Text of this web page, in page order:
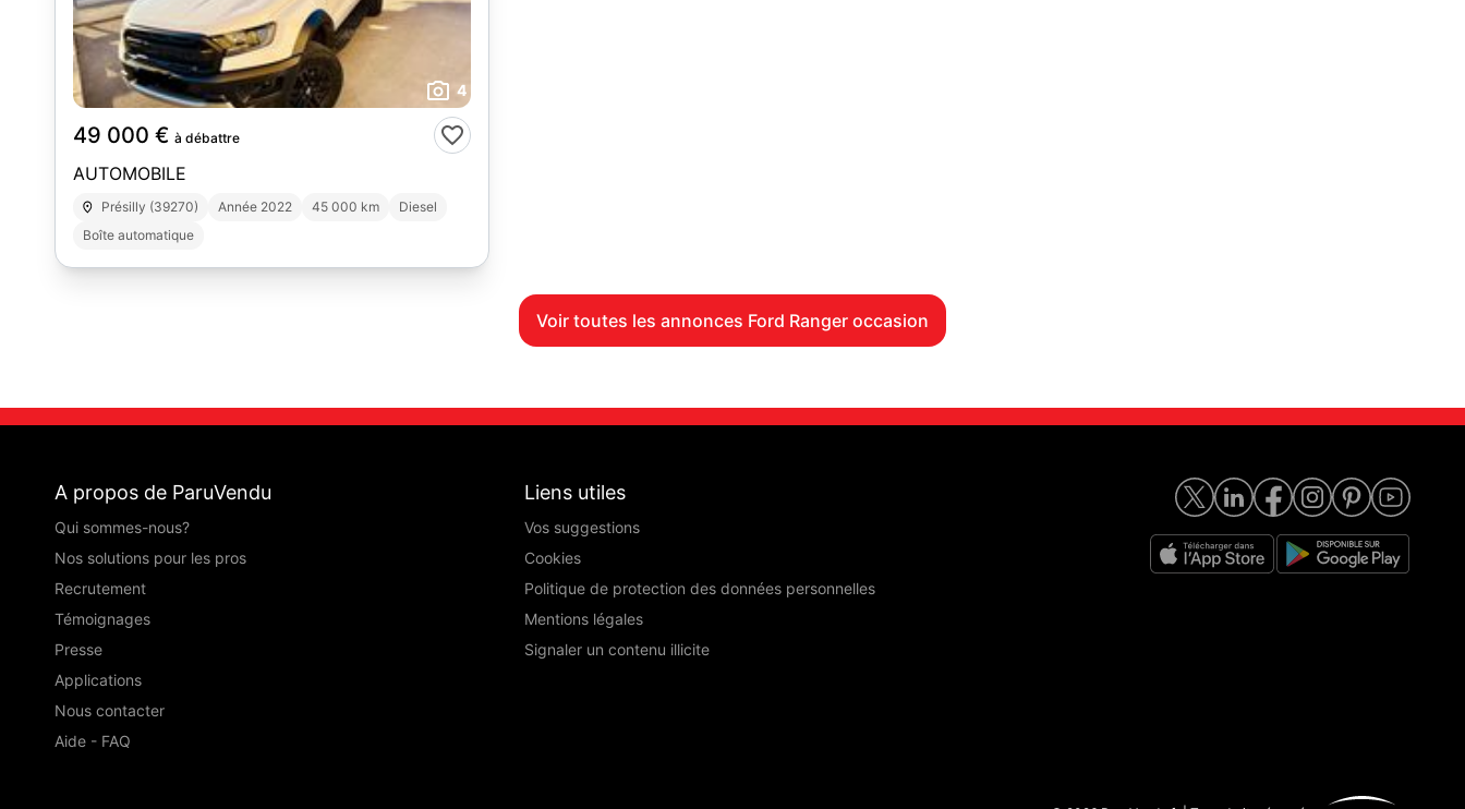
4
49 000 € à débattre
AUTOMOBILE
Présilly (39270) Année 2022 45 000 km
Diesel
Boîte automatique
Voir toutes les annonces Ford Ranger occasion
A propos de ParuVendu
Qui sommes-nous?
Nos solutions pour les pros
Recrutement
Témoignages
Presse
Applications
Nous contacter
Aide - FAQ
Liens utiles
Vos suggestions
Cookies
Politique de protection des données personnelles
Mentions légales
Signaler un contenu illicite